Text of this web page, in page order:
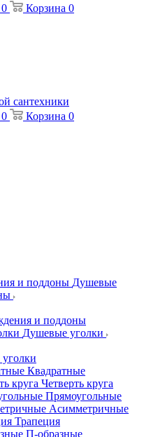
0 Корзина 0
0 Корзина 0
Душевые
и поддоны
Душевые уголки
Квадратные
Четверть круга
Прямоугольные
Асимметричные
Трапеция
П-образные